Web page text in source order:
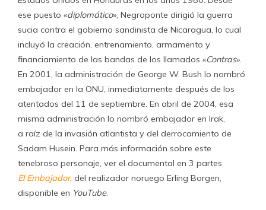
ese puesto «diplomático», Negroponte dirigió la guerra
sucia contra el gobierno sandinista de Nicaragua, lo cual
incluyó la creación, entrenamiento, armamento y
financiamiento de las bandas de los llamados «Contras».
En 2001, la administración de George W. Bush lo nombró
embajador en la ONU, inmediatamente después de los
atentados del 11 de septiembre. En abril de 2004, esa
misma administración lo nombró embajador en Irak,
a raíz de la invasión atlantista y del derrocamiento de
Sadam Husein. Para más información sobre este
tenebroso personaje, ver el documental en 3 partes
El Embajador, del realizador noruego Erling Borgen,
disponible en YouTube.